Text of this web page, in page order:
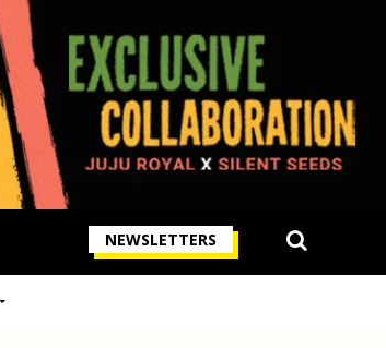
NEWSLETTERS